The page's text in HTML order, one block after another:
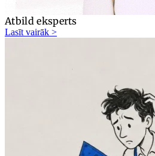
Atbild eksperts
Lasīt vairāk >